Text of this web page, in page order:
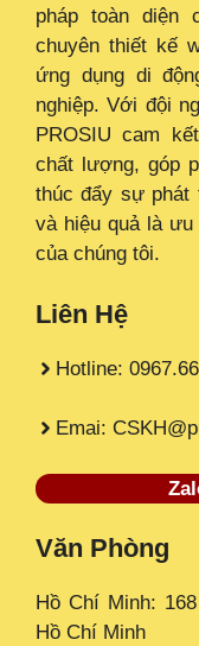
pháp toàn diện
chuyên thiết kế
ứng dụng di
nghiệp. Với đội
PROSIU cam
chất lượng, góp
thúc đẩy sự phát
và hiệu quả là
của chúng tôi.
Liên Hệ
Hotline:
Emai:
Văn Phòng
Hồ Chí Minh:
Hồ Chí Minh